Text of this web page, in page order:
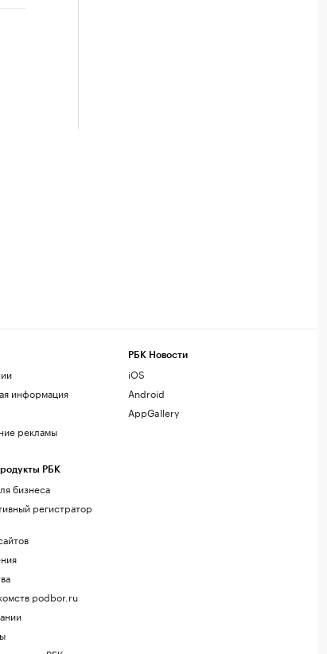
информация
рекламы
РБК
бизнеса
регистратор
podbor.ru
РБК Новости
iOS
Android
AppGallery